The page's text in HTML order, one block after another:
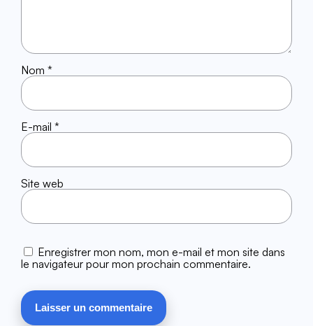
Nom *
E-mail *
Site web
Enregistrer mon nom, mon e-mail et mon site dans
le navigateur pour mon prochain commentaire.